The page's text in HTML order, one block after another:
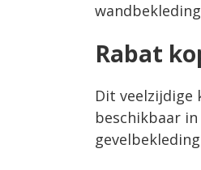
Rabat
Dit
beschikbaar